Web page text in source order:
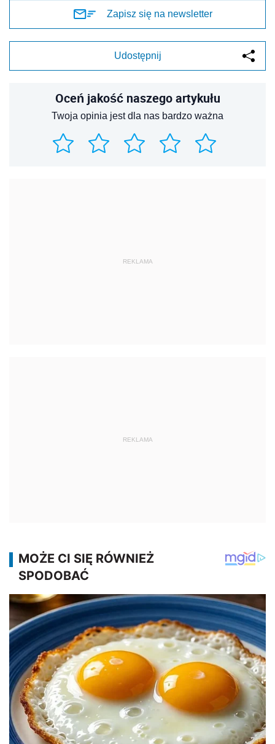
Zapisz się na newsletter
Udostępnij
Oceń jakość naszego artykułu
Twoja opinia jest dla nas bardzo ważna
REKLAMA
REKLAMA